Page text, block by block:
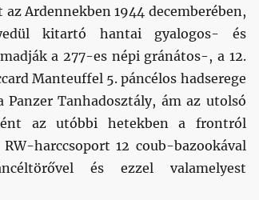
Ardennekben 1944 decemberében,
kitartó hantai gyalogos- és
a 277-es népi gránátos-, a 12.
Manteuffel 5. páncélos hadserege
Panzer Tanhadosztály, ám az utolsó
az utóbbi hetekben a frontról
harccsoport 12 coub-bazookával
és ezzel valamelyest